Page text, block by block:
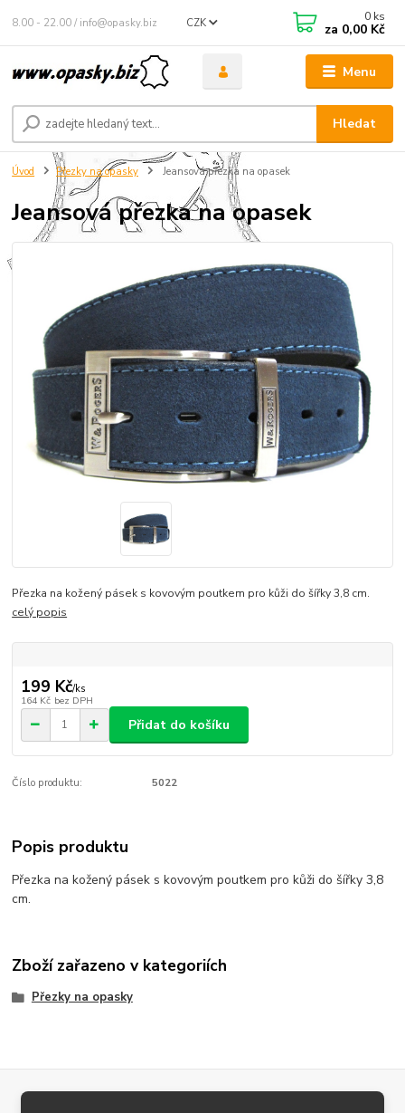
Menu
CZK
Hledat
8.00 - 22.00 / info@opasky.biz 0 ks
za 0,00 Kč
Úvod Přezky na opasky Jeansová přezka na opasek
Jeansová přezka na opasek
Přezka na kožený pásek s kovovým poutkem pro kůži do šířky 3,8 cm.
celý popis
199 Kč/ks
164 Kč bez DPH
Přidat do košíku
Číslo produktu: 5022
Popis produktu
Přezka na kožený pásek s kovovým poutkem pro kůži do šířky 3,8
cm.
Zboží zařazeno v kategoriích
Přezky na opasky